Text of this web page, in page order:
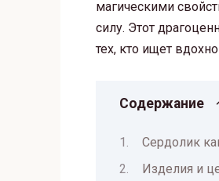
магическими
силу. Этот
тех, кто ищет
Содержание
Сердолик
Изделия и